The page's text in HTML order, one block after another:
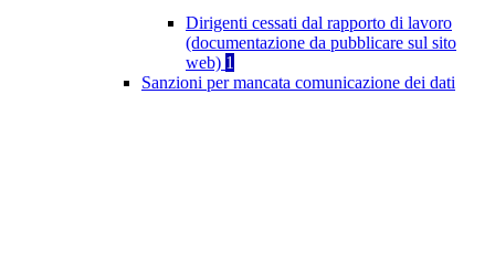
Dirigenti cessati dal rapporto di lavoro
(documentazione da pubblicare sul sito
web) 1
Sanzioni per mancata comunicazione dei dati